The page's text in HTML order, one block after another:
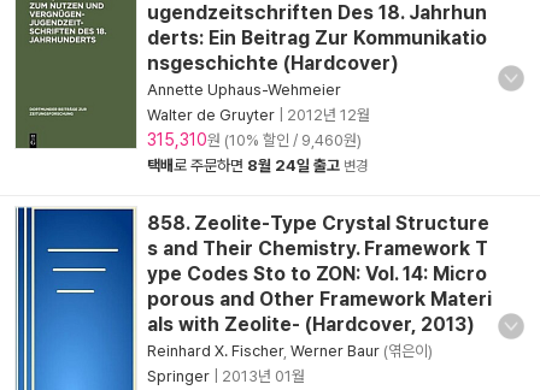
ugendzeitschriften Des 18. Jahrhun
derts: Ein Beitrag Zur Kommunikatio
nsgeschichte (Hardcover)
Annette Uphaus-Wehmeier
Walter de Gruyter
2012년 12월
315,310원 (10% 할인 / 9,460원)
택배로 주문하면 8월 24일 출고 변경
858. Zeolite-Type Crystal Structure
s and Their Chemistry. Framework T
ype Codes Sto to ZON: Vol. 14: Micro
porous and Other Framework Materi
als with Zeolite- (Hardcover, 2013)
Reinhard X. Fischer, Werner Baur (엮은이)
Springer
2013년 01월